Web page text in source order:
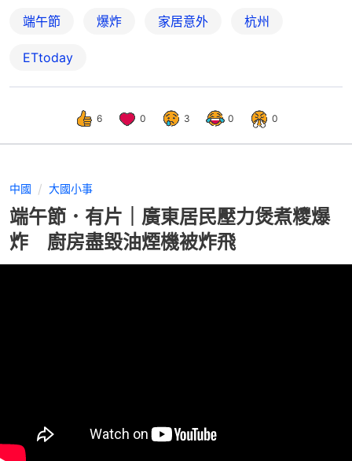
端午節 爆炸 家居意外 杭州
ETtoday
6 0 3 0 0
中國 大國小事
端午節．有片｜廣東居民壓力煲煮糭爆
炸 廚房盡毀油煙機被炸飛